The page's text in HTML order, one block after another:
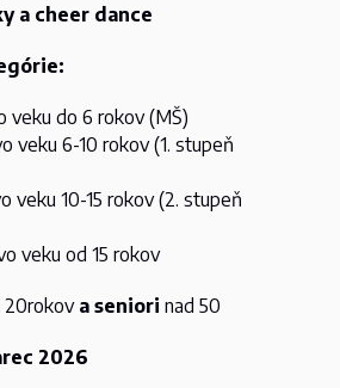
a cheer dance
veku do 6 rokov (MŠ)
veku 6-10 rokov (1. stupeň
veku 10-15 rokov (2. stupeň
veku od 15 rokov
20rokov a seniori nad 50
2026